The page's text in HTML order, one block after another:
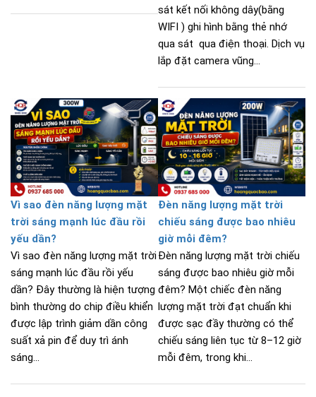
sát kết nối không dây(bằng
WIFI ) ghi hình bằng thẻ nhớ
qua sát qua điện thoại. Dịch vụ
lắp đặt camera vũng...
Vì sao đèn năng lượng mặt
trời sáng mạnh lúc đầu rồi
yếu dần?
Vì sao đèn năng lượng mặt trời
sáng mạnh lúc đầu rồi yếu
dần? Đây thường là hiện tượng
bình thường do chip điều khiển
được lập trình giảm dần công
suất xả pin để duy trì ánh
sáng...
Đèn năng lượng mặt trời
chiếu sáng được bao nhiêu
giờ mỗi đêm?
Đèn năng lượng mặt trời chiếu
sáng được bao nhiêu giờ mỗi
đêm? Một chiếc đèn năng
lượng mặt trời đạt chuẩn khi
được sạc đầy thường có thể
chiếu sáng liên tục từ 8–12 giờ
mỗi đêm, trong khi...